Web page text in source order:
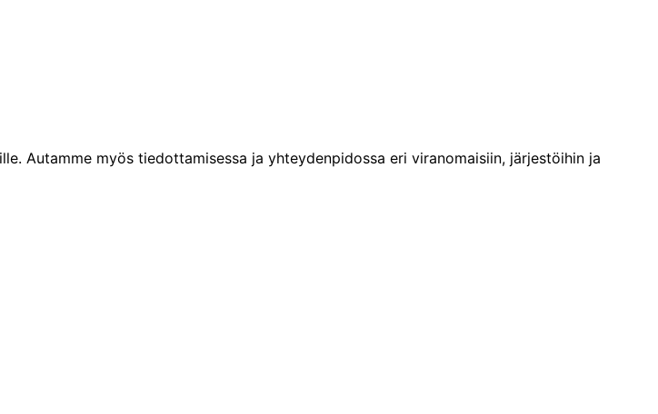
Autamme myös tiedottamisessa ja yhteydenpidossa eri viranomaisiin, järjestöihin ja